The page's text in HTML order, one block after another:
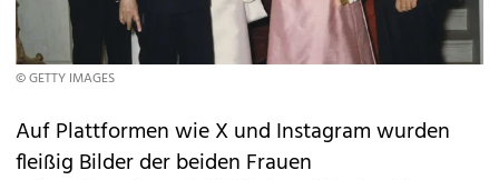
© GETTY IMAGES
Auf Plattformen wie X und Instagram wurden
fleißig Bilder der beiden Frauen